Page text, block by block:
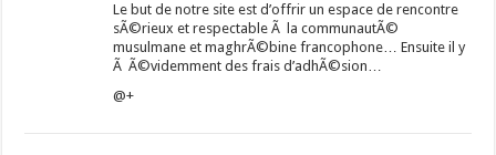
Le but de notre site est d’offrir un espace de rencontre
sÃ©rieux et respectable Ã la communautÃ©
musulmane et maghrÃ©bine francophone… Ensuite il y
Ã Ã©videmment des frais d’adhÃ©sion…
@+